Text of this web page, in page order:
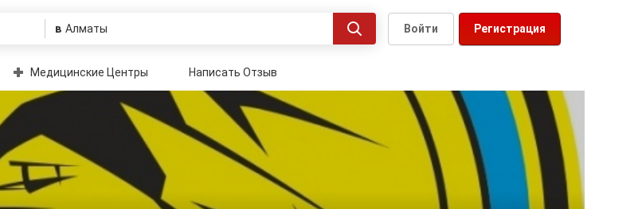
в Регистрация
Войти
Медицинские Центры Написать Отзыв